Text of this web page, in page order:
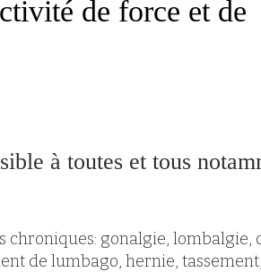
de force et de
chroniques: gonalgie, lombalgie,
de lumbago, hernie,
à toutes et tous